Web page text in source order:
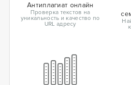
Антиплагиат онлайн
Проверка текстов на
уникальность и качество по
URL адресу